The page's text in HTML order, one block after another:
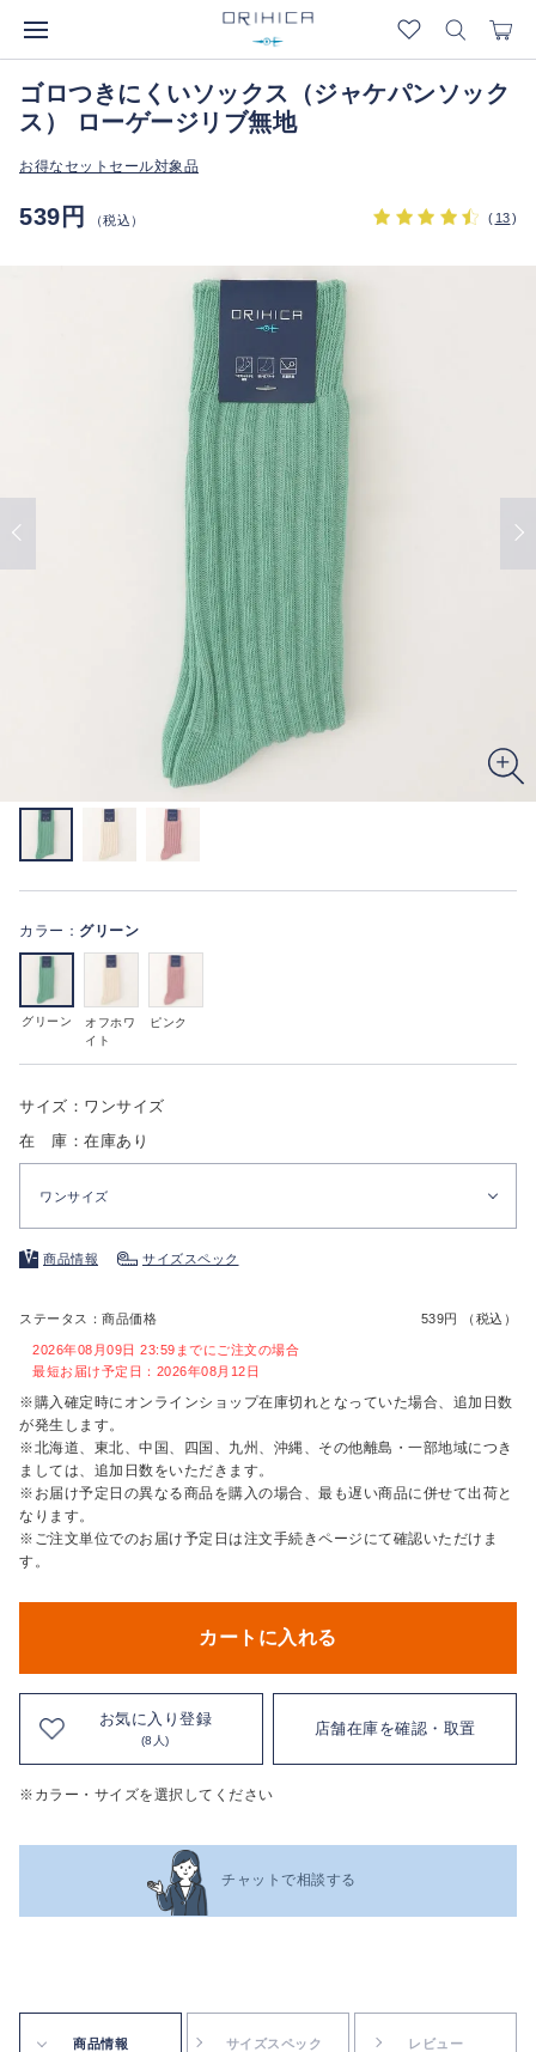
ゴロつきにくいソックス（ジャケパンソック
ス） ローゲージリブ無地
お得なセットセール対象品
539円 （税込） ( 13)
カラー： グリーン
グリーン
オフホワ
イト
ピンク
サイズ：ワンサイズ
在 庫：在庫あり
ワンサイズ
商品情報 サイズスペック
ステータス：商品価格 539円 （税込）
2026年08月09日 23:59までにご注文の場合
最短お届け予定日：2026年08月12日
※購入確定時にオンラインショップ在庫切れとなっていた場合、追加日数
が発生します。
※北海道、東北、中国、四国、九州、沖縄、その他離島・一部地域につき
ましては、追加日数をいただきます。
※お届け予定日の異なる商品を購入の場合、最も遅い商品に併せて出荷と
なります。
※ご注文単位でのお届け予定日は注文手続きページにて確認いただけま
す。
カートに入れる
お気に入り登録
(8人)
店舗在庫を確認・取置
※カラー・サイズを選択してください
チャットで相談する
商品情報 サイズスペック レビュー